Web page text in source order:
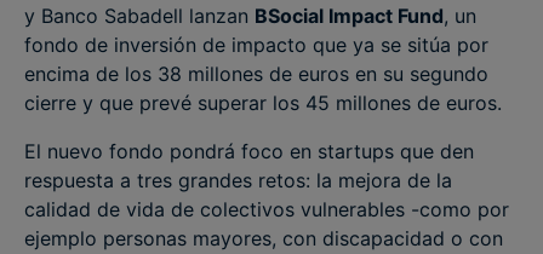
y Banco Sabadell lanzan BSocial Impact Fund, un
fondo de inversión de impacto que ya se sitúa por
encima de los 38 millones de euros en su segundo
cierre y que prevé superar los 45 millones de euros.
El nuevo fondo pondrá foco en startups que den
respuesta a tres grandes retos: la mejora de la
calidad de vida de colectivos vulnerables -como por
ejemplo personas mayores, con discapacidad o con